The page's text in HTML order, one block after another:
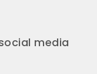
media